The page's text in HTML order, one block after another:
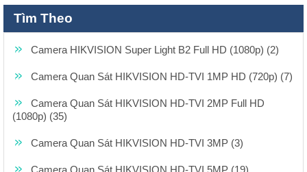
Tìm Theo
Camera HIKVISION Super Light B2 Full HD (1080p) (2)
Camera Quan Sát HIKVISION HD-TVI 1MP HD (720p) (7)
Camera Quan Sát HIKVISION HD-TVI 2MP Full HD
(1080p) (35)
Camera Quan Sát HIKVISION HD-TVI 3MP (3)
Camera Quan Sát HIKVISION HD-TVI 5MP (19)